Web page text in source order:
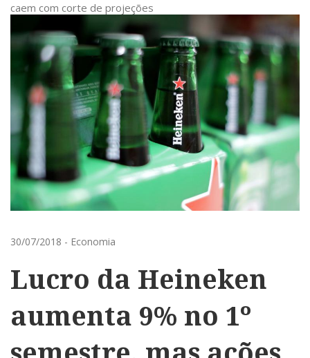
caem com corte de projeções
30/07/2018 - Economia
Lucro da Heineken
aumenta 9% no 1º